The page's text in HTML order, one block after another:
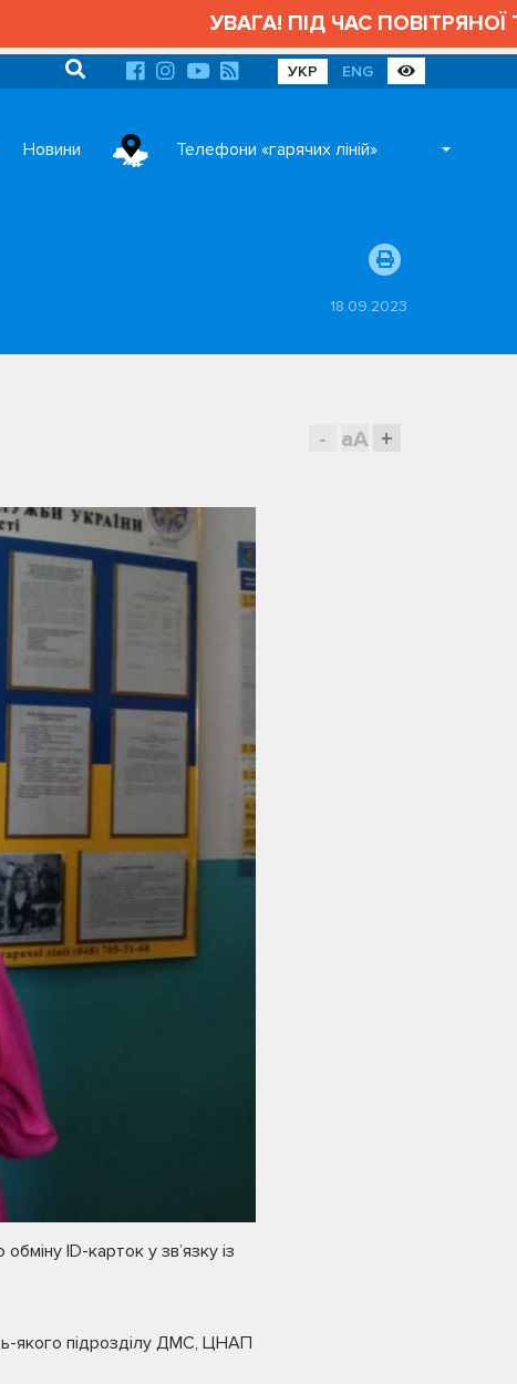
УВАГА! ПІД ЧАС ПОВІТРЯНОЇ
УКР ENG
Новини Телефони «гарячих ліній»
18.09.2023
- aA +
ID-карток у зв’язку із
якого підрозділу ДМС, ЦНАП